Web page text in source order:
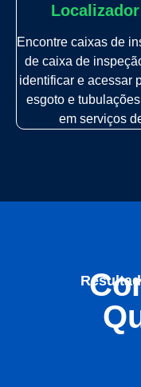
Encontre caixas de
de caixa de
identificar e acessar
esgoto e
em serviços